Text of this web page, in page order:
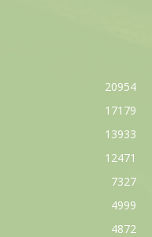
20954
17179
13933
12471
7327
4999
4872